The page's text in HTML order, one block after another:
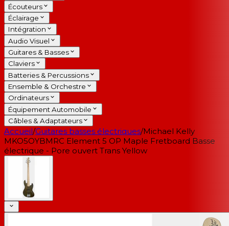
Écouteurs
Éclairage
Intégration
Audio Visuel
Guitares & Basses
Claviers
Batteries & Percussions
Ensemble & Orchestre
Ordinateurs
Équipement Automobile
Câbles & Adaptateurs
Accueil/Guitares basses électriques/Michael Kelly
MKO5OYBMRC Element 5 OP Maple Fretboard Basse
électrique - Pore ouvert Trans Yellow